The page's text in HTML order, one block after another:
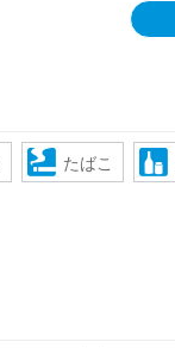
たばこ